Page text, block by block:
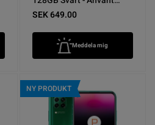
skick
SEK 649.00
Meddela mig
NY PRODUKT